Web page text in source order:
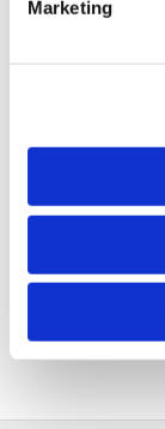
Marketing